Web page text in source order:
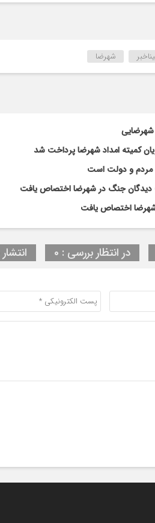
شهرضا
شهرضایی
مردم و دولت است
در انتظار بررسی : 0 انتشار